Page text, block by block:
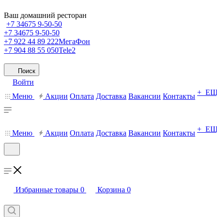
Ваш домашний ресторан
+7 34675 9-50-50
+7 34675 9-50-50
+7 922 44 89 222МегаФон
+7 904 88 55 050Tele2
Поиск
Войти
Меню
Акции Оплата Доставка Вакансии Контакты +
Меню Акции Оплата Доставка Вакансии Контакты +
Избранные товары 0 Корзина 0